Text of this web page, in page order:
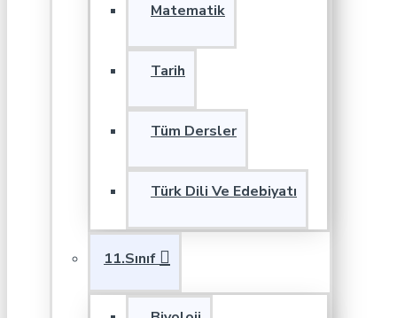
Matematik
Tarih
Tüm Dersler
Türk Dili Ve Edebiyatı
11.Sınıf